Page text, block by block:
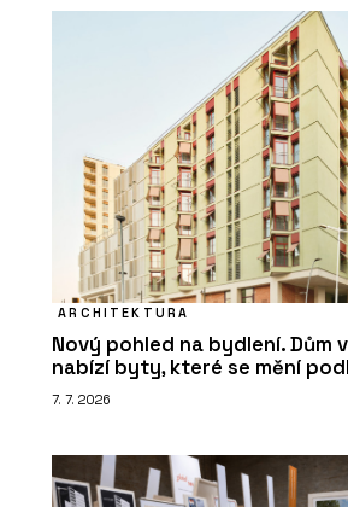
ARCHITEKTURA
Nový pohled na bydlení. Dům
nabízí byty, které se mění
7. 7. 2026